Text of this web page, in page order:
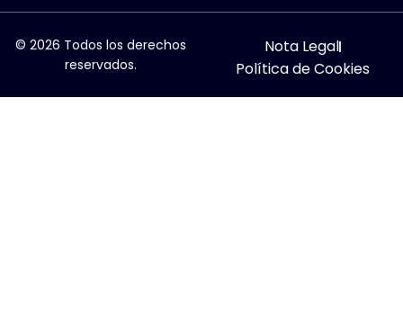
© 2026 Todos los derechos
reservados.
Nota Legal
Política de Cookies